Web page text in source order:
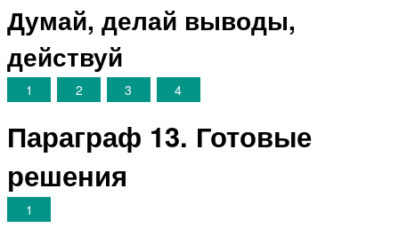
Думай, делай выводы,
действуй
1 2 3 4
Параграф 13. Готовые
решения
1